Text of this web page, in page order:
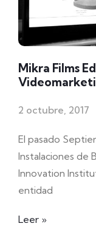
Mikra Films
2 octubre, 2017
El pasado
Instalaciones de
Innovation
entidad
Leer »